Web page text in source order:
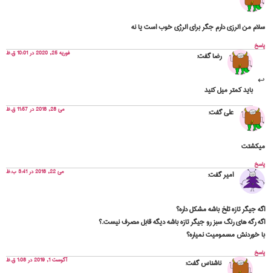
سلام من الرزی دارم جگر برای الرژی خوب است یا نه
پاسخ
رضاگفت: فوریه 25, 2020 در 10:01 ق.ظ
باید کمتر میل کنید
علیگفت: می 28, 2018 در 11:57 ق.ظ
میکشتت
پاسخ
امیرگفت: می 22, 2018 در 3:41 ب.ظ
اگه جیگر تازه تلخ باشه مشکل داره؟
اگه رگه های رنگ سبز رو جیگر تازه باشه دیگه قابل مصرف نیست.؟
با خوردنش مسمومیت نمیاره؟
پاسخ
ناشناسگفت: آگوست 1, 2019 در 1:08 ق.ظ